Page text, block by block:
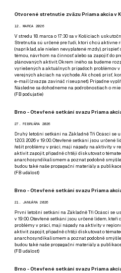
Otvorené stretnutie zväzu Priama akcia v
12. MARCA 2026
V stredu 18. marca o 17:30 sa v Košiciach
Stretnutia sú určené pre ľudí, ktorí chcú aktívne
(napríklad, ale nielen nevyplatené mzdy),
témou, návrhom na činnosť alebo sa zapojiť do
plánovaných aktivít. Okrem iného sa budeme
vyriešených a aktuálnych prípadoch problémov v
verejných akciach na východe. Ak chceš prísť,
e-mail (zvazpa zavináč riseup.net). Prípadne
Následne sa dohodneme na podrobnostiach o
(FB podujatie)
Brno - Otevřené setkání svazu Priama
27. FEBRUÁRA 2026
Druhý letošní setkání na Základně Tři Ocásci se
12.03. 2026 v 19:00. Otevřené setkání jsou určené
řešit problémy v práci, mají nápady na aktivity v
aktivit zapojit, případně chtějí diskutovat o
anarchosyndikalismem a poznat podobně
budou také naše propagační materiály a
(FB událost)
Brno - Otevřené setkání svazu Priama
21. JANUÁRA 2026
První letošní setkání na Základně Tři Ocásci se
v 19:00. Otevřené setkání jsou určené lidem,
problémy v práci, mají nápady na aktivity v
aktivit zapojit, případně chtějí diskutovat o
anarchosyndikalismem a poznat podobně
budou také naše propagační materiály a
(FB událost)
Brno - Otevřené setkání svazu Priama